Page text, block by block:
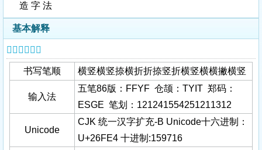
造 字 法
基本解释
𦿤字基本信息
书写笔顺 横竖横竖捺横折折捺竖折横竖横横撇横竖
输入法
五笔86版：FFYF 仓颉：TYIT 郑码：
ESGE 笔划：121241554251211312
Unicode
CJK 统一汉字扩充-B Unicode十六进制：
U+26FE4 十进制:159716